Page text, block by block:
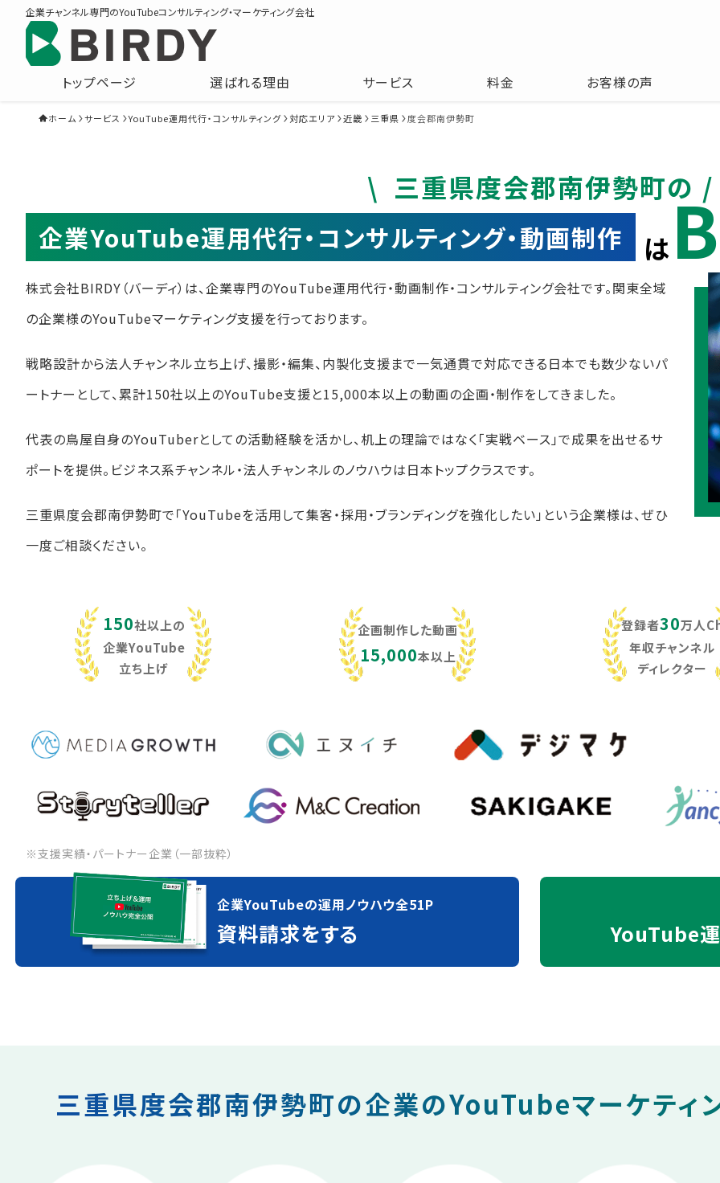
企業チャンネル専門のYouTubeコンサルティング・マーケティング会社
トップページ 選ばれる理由 サービス 料金 お客様の声
ホーム サービス YouTube運用代行・コンサルティング 対応エリア 近畿 三重県 度会郡南伊勢町
三重県度会郡南伊勢町の
企業YouTube運用代行・コンサルティング・動画制作 は
株式会社BIRDY（バーディ）は、企業専門のYouTube運用代行・動画制作・コンサルティング会社です。関東全域
の企業様のYouTubeマーケティング支援を行っております。
戦略設計から法人チャンネル立ち上げ、撮影・編集、内製化支援まで一気通貫で対応できる日本でも数少ないパ
ートナーとして、累計150社以上のYouTube支援と15,000本以上の動画の企画・制作をしてきました。
代表の鳥屋自身のYouTuberとしての活動経験を活かし、机上の理論ではなく「実戦ベース」で成果を出せるサ
ポートを提供。ビジネス系チャンネル・法人チャンネルのノウハウは日本トップクラスです。
三重県度会郡南伊勢町で「YouTubeを活用して集客・採用・ブランディングを強化したい」という企業様は、ぜひ
一度ご相談ください。
150社以上の
企業YouTube
立ち上げ
企画制作した動画
15,000本以上
登録者30万人
年収チャンネル
ディレクター
※支援実績・パートナー企業（一部抜粋）
企業YouTubeの運用ノウハウ全51P
資料請求をする YouTube
三重県度会郡南伊勢町の企業のYouTubeマーケティ